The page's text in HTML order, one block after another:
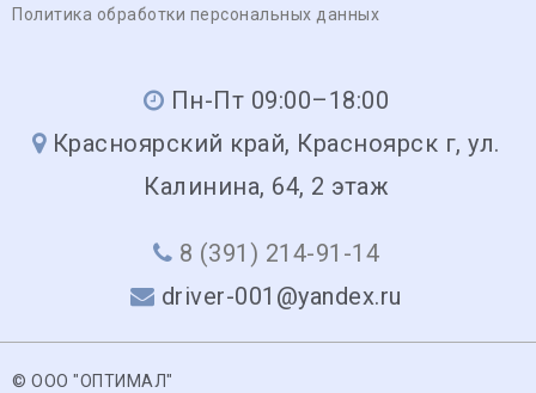
Политика обработки персональных данных
Пн-Пт 09:00–18:00
Красноярский край, Красноярск г, ул.
Калинина, 64, 2 этаж
8 (391) 214-91-14
driver-001@yandex.ru
© ООО "ОПТИМАЛ"